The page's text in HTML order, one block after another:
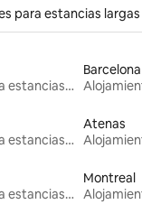
para estancias largas
Alojamientos para estancias largas
Barcelona
Alojamientos para estancias largas
Atenas
Alojamientos para estancias largas
Montreal